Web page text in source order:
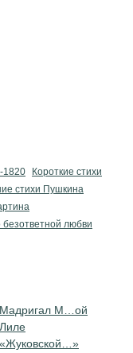
1820
Короткие стихи
стихи Пушкина
безответной любви
М…ой